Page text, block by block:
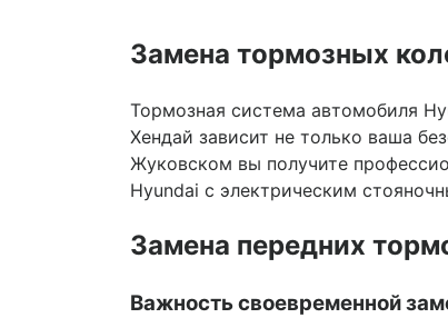
Замена тормозных
Тормозная система автомобиля
Хендай зависит не только ваша
Жуковском вы получите
Hyundai с электрическим
Замена передних
Важность своевременной